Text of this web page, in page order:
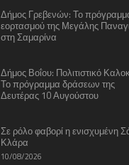
Δήμος Γρεβενών: Το
εορτασμού της Μεγάλης
στη Σαμαρίνα
Δήμος Βοΐου: Πολιτιστικό
Το πρόγραμμα δράσεων της
Δευτέρας 10 Αυγούστου
Σε ρόλο φαβορί η ενισχυμένη
Κλάρα
10/08/2026